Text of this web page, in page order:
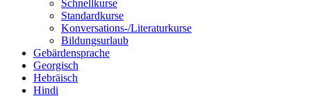
Schnellkurse
Standardkurse
Konversations-/Literaturkurse
Bildungsurlaub
Gebärdensprache
Georgisch
Hebräisch
Hindi